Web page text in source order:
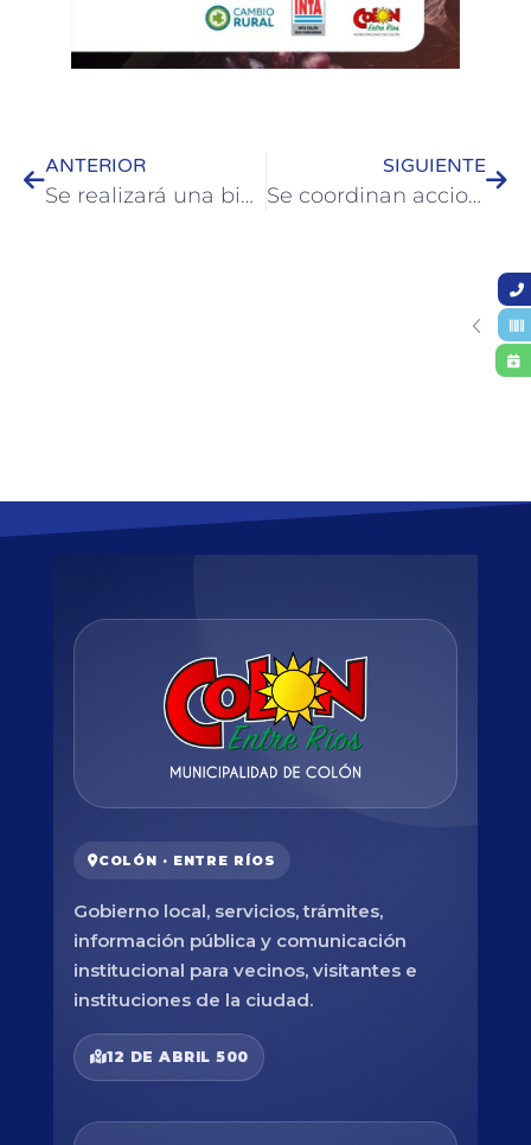
ANTERIOR
Se realizará una bicicleteada solidaria a beneficio del Hospital San Benjamín
SIGUIENTE
Se coordinan acciones en el regreso a los hogares de las familias afectadas por la creciente
COLÓN · ENTRE RÍOS
Gobierno local, servicios, trámites,
información pública y comunicación
institucional para vecinos, visitantes e
instituciones de la ciudad.
12 DE ABRIL 500